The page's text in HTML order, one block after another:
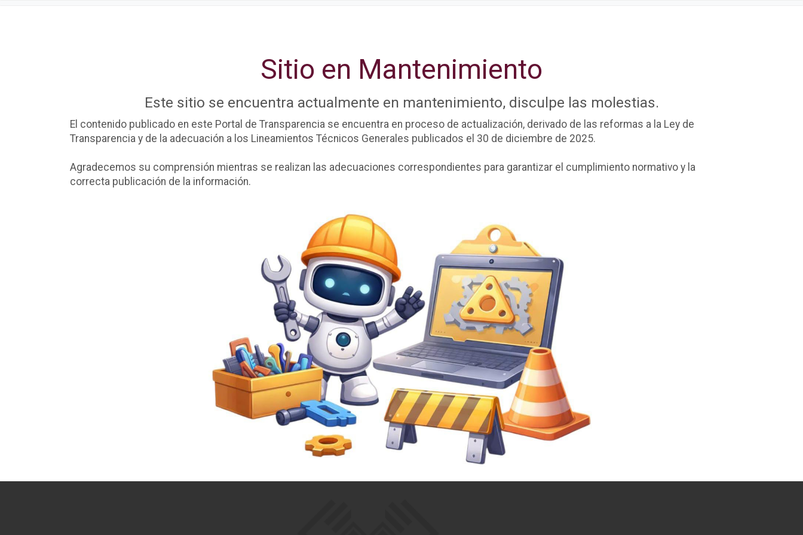
Sitio en Mantenimiento
Este sitio se encuentra actualmente en mantenimiento, disculpe las molestias.
El contenido publicado en este Portal de Transparencia se encuentra en proceso de actualización, derivado de las reformas a la Ley de
Transparencia y de la adecuación a los Lineamientos Técnicos Generales publicados el 30 de diciembre de 2025.
Agradecemos su comprensión mientras se realizan las adecuaciones correspondientes para garantizar el cumplimiento normativo y la
correcta publicación de la información.